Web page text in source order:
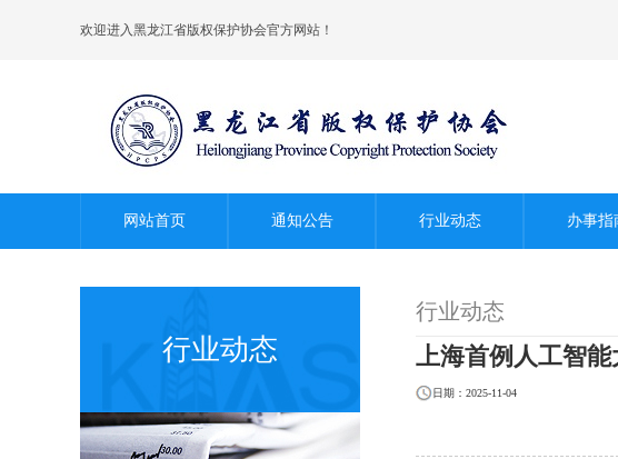
欢迎进入黑龙江省版权保护协会官方网站！
网站首页 通知公告 行业动态 办事指
行业动态
行业动态
上海首例人工智
日期：2025-11-04